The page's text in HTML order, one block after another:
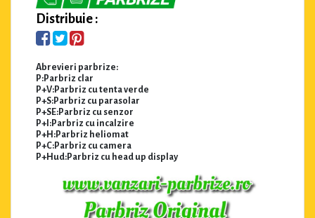
Distribuie :
Abrevieri parbrize:
P:Parbriz clar
P+V:Parbriz cu tenta verde
P+S:Parbriz cu parasolar
P+SE:Parbriz cu senzor
P+I:Parbriz cu incalzire
P+H:Parbriz heliomat
P+C:Parbriz cu camera
P+Hud:Parbriz cu head up display